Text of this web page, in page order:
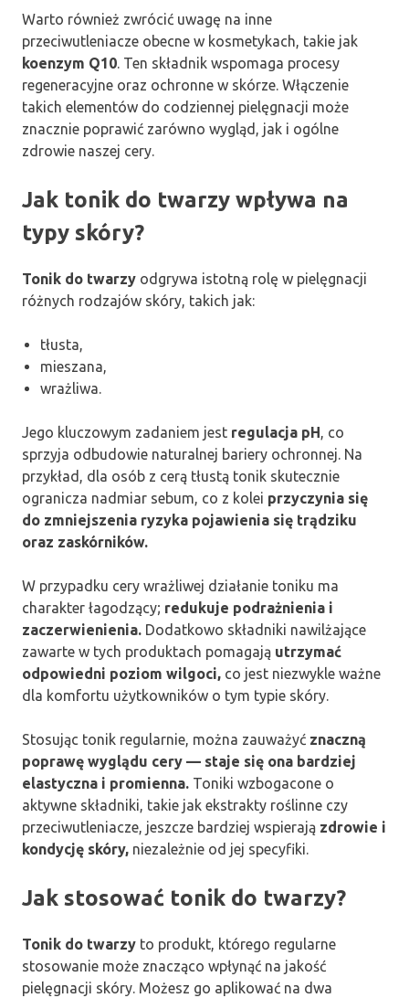
Warto również zwrócić uwagę na inne
przeciwutleniacze obecne w kosmetykach, takie jak
koenzym Q10. Ten składnik wspomaga procesy
regeneracyjne oraz ochronne w skórze. Włączenie
takich elementów do codziennej pielęgnacji może
znacznie poprawić zarówno wygląd, jak i ogólne
zdrowie naszej cery.
Jak tonik do twarzy wpływa na
typy skóry?
Tonik do twarzy odgrywa istotną rolę w pielęgnacji
różnych rodzajów skóry, takich jak:
tłusta,
mieszana,
wrażliwa.
Jego kluczowym zadaniem jest regulacja pH , co
sprzyja odbudowie naturalnej bariery ochronnej. Na
przykład, dla osób z cerą tłustą tonik skutecznie
ogranicza nadmiar sebum, co z kolei przyczynia się
do zmniejszenia ryzyka pojawienia się trądziku
oraz zaskórników.
W przypadku cery wrażliwej działanie toniku ma
charakter łagodzący; redukuje podrażnienia i
zaczerwienienia. Dodatkowo składniki nawilżające
zawarte w tych produktach pomagają utrzymać
odpowiedni poziom wilgoci, co jest niezwykle ważne
dla komfortu użytkowników o tym typie skóry.
Stosując tonik regularnie, można zauważyć znaczną
poprawę wyglądu cery — staje się ona bardziej
elastyczna i promienna. Toniki wzbogacone o
aktywne składniki, takie jak ekstrakty roślinne czy
przeciwutleniacze, jeszcze bardziej wspierają zdrowie i
kondycję skóry, niezależnie od jej specyfiki.
Jak stosować tonik do twarzy?
Tonik do twarzy to produkt, którego regularne
stosowanie może znacząco wpłynąć na jakość
pielęgnacji skóry. Możesz go aplikować na dwa